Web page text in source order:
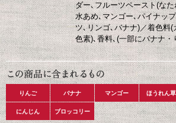
ダー､フルーツペースト(な
水あめ､マンゴー､パイナッ
ツ､リンゴ､バナナ)／着色料
色素)､香料､(一部にバナナ・
りんご バナナ マンゴー ほうれん草
にんじん ブロッコリー